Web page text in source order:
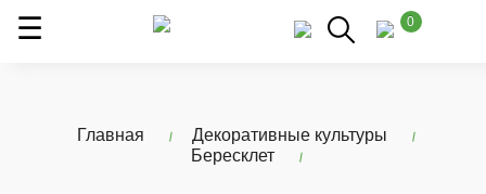
0
Главная
Декоративные культуры
Бересклет